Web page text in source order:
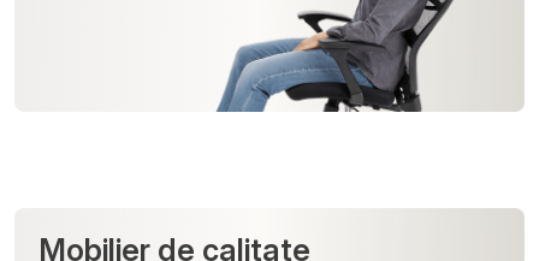
Mobilier de calitate